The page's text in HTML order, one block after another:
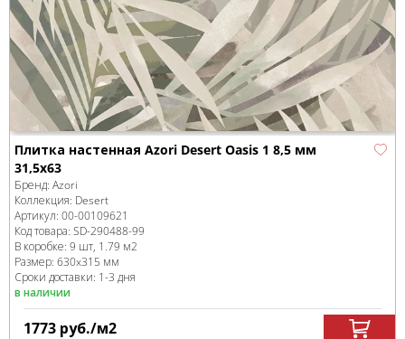
Плитка настенная Azori Desert Oasis 1 8,5 мм
31,5x63
Бренд: Azori
Коллекция: Desert
Артикул: 00-00109621
Код товара: SD-290488-99
В коробке: 9 шт, 1.79 м2
Размер: 630x315 мм
Сроки доставки: 1-3 дня
в наличии
1773 руб./м2